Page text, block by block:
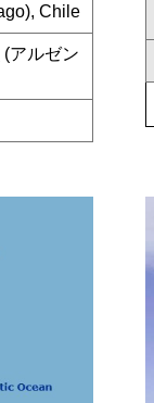
Chile
(アルゼン